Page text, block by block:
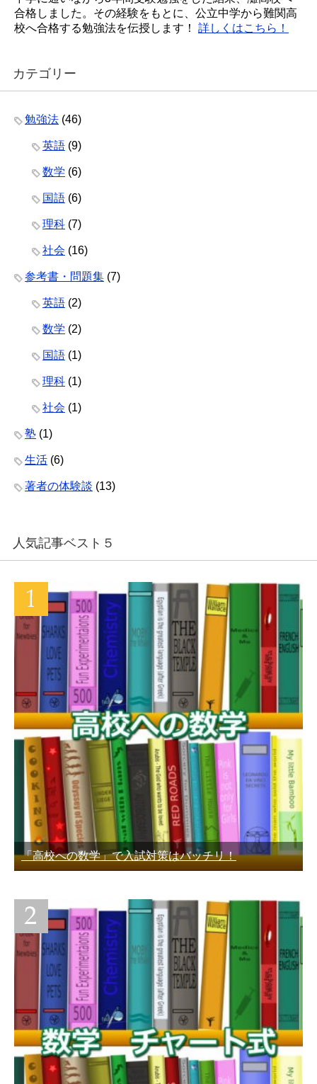
合格しました。その経験をもとに、公立中学から難関高
校へ合格する勉強法を伝授します！ 詳しくはこちら！
カテゴリー
勉強法 (46)
英語 (9)
数学 (6)
国語 (6)
理科 (7)
社会 (16)
参考書・問題集 (7)
英語 (2)
数学 (2)
国語 (1)
理科 (1)
社会 (1)
塾 (1)
生活 (6)
著者の体験談 (13)
人気記事ベスト５
「高校への数学」で入試対策はバッチリ！